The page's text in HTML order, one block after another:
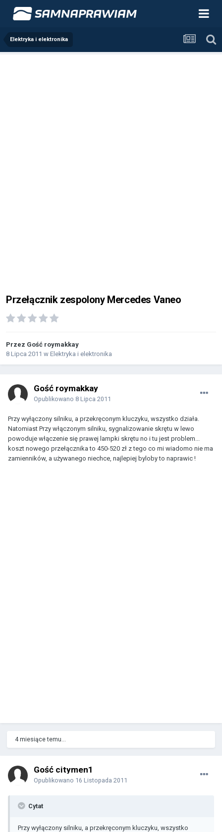
Elektryka i elektronika
Przełącznik zespolony Mercedes Vaneo
Przez Gość roymakkay
8 Lipca 2011 w Elektryka i elektronika
Gość roymakkay
Opublikowano 8 Lipca 2011
Przy wyłączony silniku, a przekręconym kluczyku, wszystko działa.
Natomiast Przy włączonym silniku, sygnalizowanie skrętu w lewo
powoduje włączenie się prawej lampki skrętu no i tu jest problem...
koszt nowego przełącznika to 450-520 zł z tego co mi wiadomo nie ma
zamienników, a używanego niechce, najlepiej byloby to naprawic !
4 miesiące temu...
Gość citymen1
Opublikowano 16 Listopada 2011
Cytat
Przy wyłączony silniku, a przekręconym kluczyku, wszystko